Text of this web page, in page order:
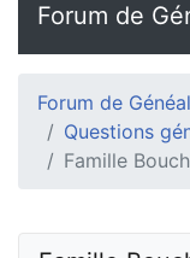
Forum de
Forum de
Questions
Famille